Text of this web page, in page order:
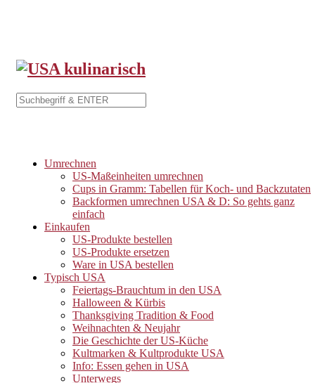
Umrechnen
US-Maßeinheiten umrechnen
Cups in Gramm: Tabellen für Koch- und Backzutaten
Backformen umrechnen USA & D: So gehts ganz
einfach
Einkaufen
US-Produkte bestellen
US-Produkte ersetzen
Ware in USA bestellen
Typisch USA
Feiertags-Brauchtum in den USA
Halloween & Kürbis
Thanksgiving Tradition & Food
Weihnachten & Neujahr
Die Geschichte der US-Küche
Kultmarken & Kultprodukte USA
Info: Essen gehen in USA
Unterwegs